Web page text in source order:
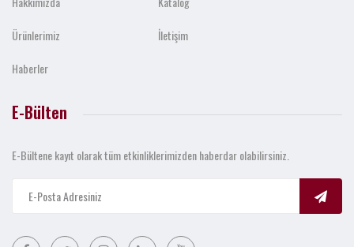
Ürünlerimiz
Haberler
İletişim
E-Bülten
E-Bültene kayıt olarak tüm etkinliklerimizden haberdar olabilirsiniz.